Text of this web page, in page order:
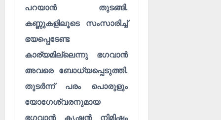
പറയാൻ തുടങ്ങി.
കണ്ണുകളിലൂടെ സംസാരിച്ച്
ഭയപ്പെടേണ്ട
കാര്യമില്ലെന്നു ഭഗവാൻ
അവരെ ബോധ്യപ്പെടുത്തി.
തുടർന്ന് പരം പൊരുളും
യോഗേശ്വരനുമായ
ഭഗവാൻ കൃഷ്ണൻ നിമിഷം